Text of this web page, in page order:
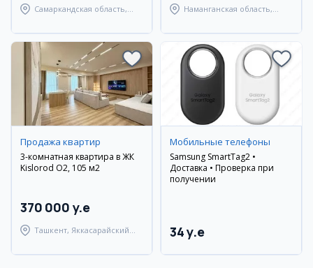
Самаркандская область,
Наманганская область,
Продажа квартир
3-комнатная квартира в ЖК
Kislorod O2, 105 м2
370 000 y.e
Ташкент, Яккасарайский
Мобильные телефоны
Samsung SmartTag2 •
Доставка • Проверка при
получении
34 y.e